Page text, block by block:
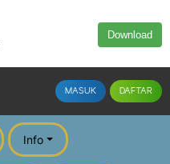
Download
MASUK DAFTAR
Info